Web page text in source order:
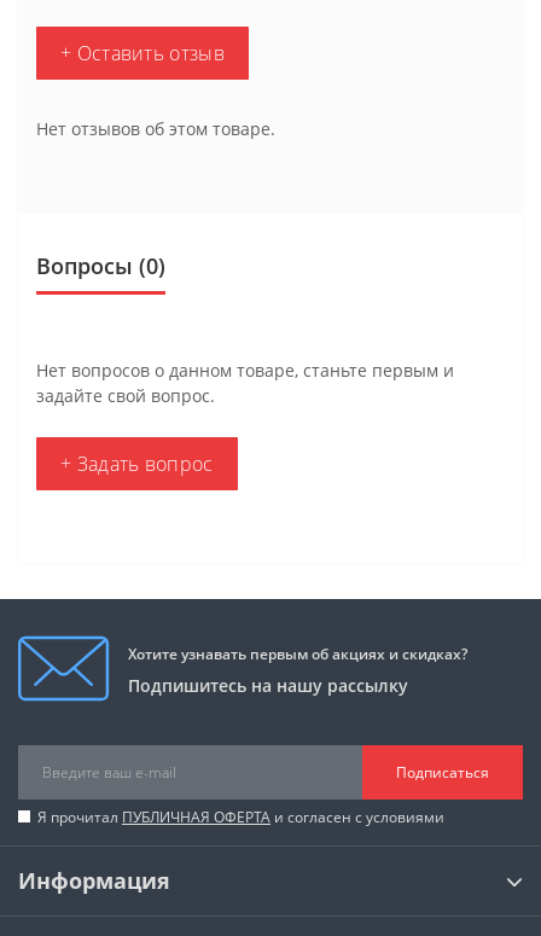
+ Оставить отзыв
Нет отзывов об этом товаре.
Вопросы (0)
Нет вопросов о данном товаре, станьте первым и
задайте свой вопрос.
+ Задать вопрос
Хотите узнавать первым об акциях и скидках?
Подпишитесь на нашу рассылку
Подписаться
Я прочитал ПУБЛИЧНАЯ ОФЕРТА и согласен с условиями
Информация